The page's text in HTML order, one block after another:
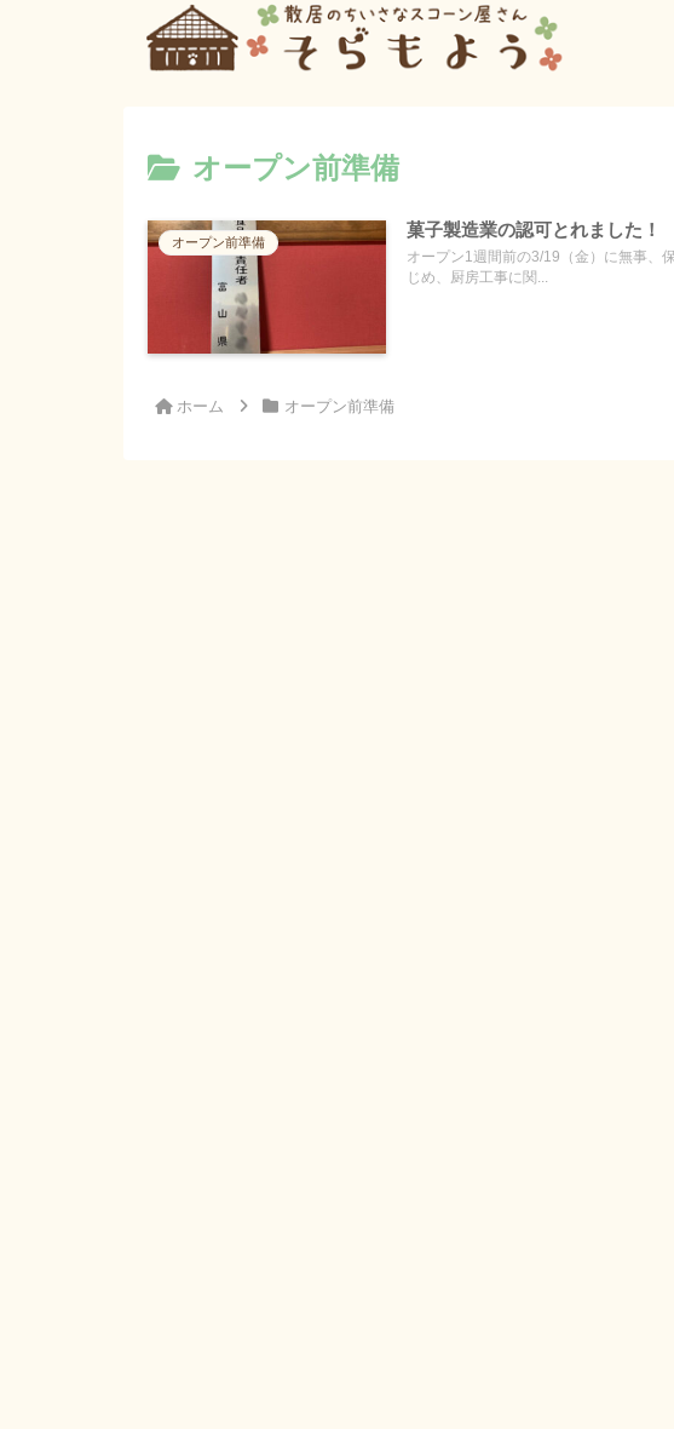
オープン前準備
オープン前準備
菓子製造業の認可とれました！
オープン1週間前の3/19（金）に無事、
じめ、厨房工事に関...
ホーム オープン前準備